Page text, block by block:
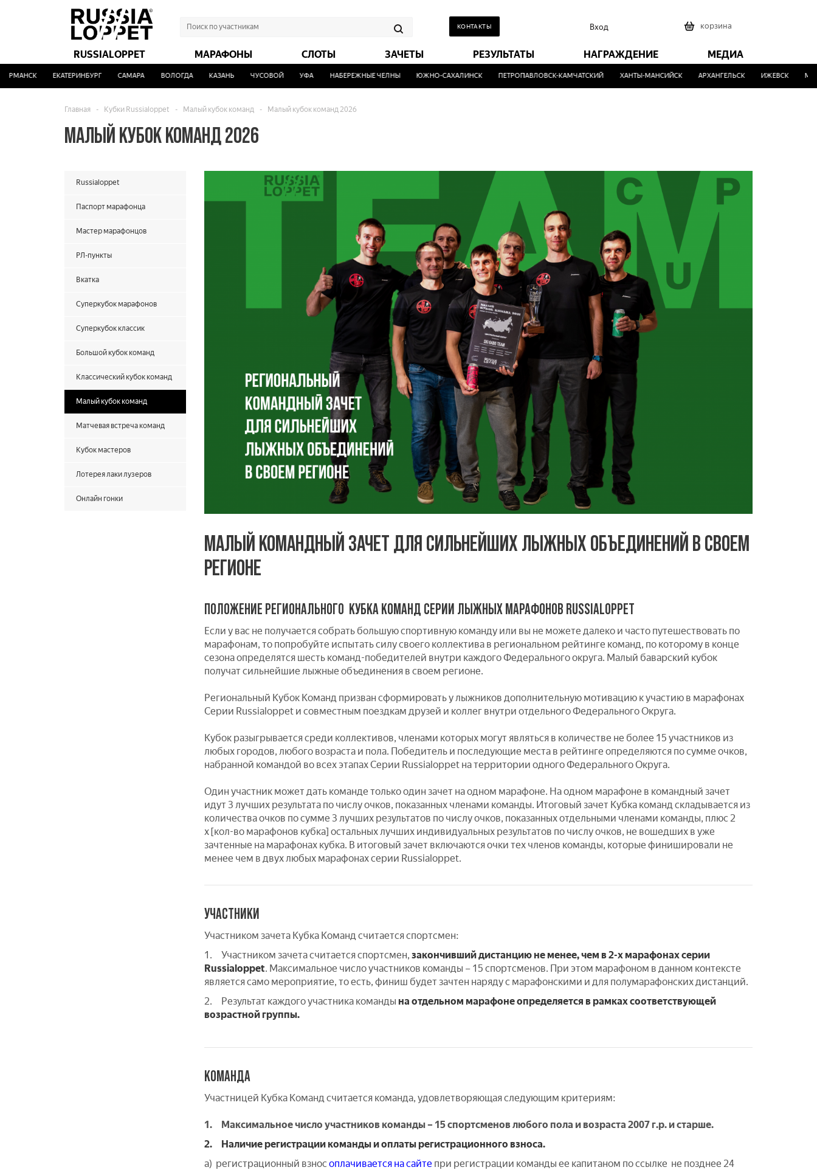
КОНТАКТЫ Вход корзина
RUSSIALOPPET МАРАФОНЫ СЛОТЫ ЗАЧЕТЫ РЕЗУЛЬТАТЫ НАГРАЖДЕНИЕ МЕДИА
ЕКАТЕРИНБУРГ САМАРА ВОЛОГДА КАЗАНЬ ЧУСОВОЙ НАБЕРЕЖНЫЕ ЧЕЛНЫ ЮЖНО-САХАЛИНСК ПЕТРОПАВЛОВСК-КАМЧАТСКИЙ ХАНТЫ-МАНСИЙСК АРХАНГЕЛЬСК ИЖЕВСК
Главная - Кубки Russialoppet - Малый кубок команд - Малый кубок команд 2026
МАЛЫЙ КУБОК КОМАНД 2026
Russialoppet
Паспорт марафонца
Мастер марафонцов
РЛ-пункты
Вкатка
Суперкубок марафонов
Суперкубок классик
Большой кубок команд
Классический кубок команд
Малый кубок команд
Матчевая встреча команд
Кубок мастеров
Лотерея лаки лузеров
Онлайн гонки
МАЛЫЙ КОМАНДНЫЙ ЗАЧЕТ ДЛЯ СИЛЬНЕЙШИХ ЛЫЖНЫХ ОБЪЕДИНЕНИЙ В СВОЕМ
РЕГИОНЕ
ПОЛОЖЕНИЕ РЕГИОНАЛЬНОГО КУБКА КОМАНД СЕРИИ ЛЫЖНЫХ МАРАФОНОВ RUSSIALOPPET
Если у вас не получается собрать большую спортивную команду или вы не можете далеко и часто путешествовать по
марафонам, то попробуйте испытать силу своего коллектива в региональном рейтинге команд, по которому в конце
сезона определятся шесть команд-победителей внутри каждого Федерального округа. Малый баварский кубок
получат сильнейшие лыжные объединения в своем регионе.
Региональный Кубок Команд призван сформировать у лыжников дополнительную мотивацию к участию в марафонах
Серии Russialoppet и совместным поездкам друзей и коллег внутри отдельного Федерального Округа.
Кубок разыгрывается среди коллективов, членами которых могут являться в количестве не более 15 участников из
любых городов, любого возраста и пола. Победитель и последующие места в рейтинге определяются по сумме очков,
набранной командой во всех этапах Серии Russialoppet на территории одного Федерального Округа.
Один участник может дать команде только один зачет на одном марафоне. На одном марафоне в командный зачет
идут 3 лучших результата по числу очков, показанных членами команды. Итоговый зачет Кубка команд складывается из
количества очков по сумме 3 лучших результатов по числу очков, показанных отдельными членами команды, плюс 2
х [кол-во марафонов кубка] остальных лучших индивидуальных результатов по числу очков, не вошедших в уже
зачтенные на марафонах кубка. В итоговый зачет включаются очки тех членов команды, которые финишировали не
менее чем в двух любых марафонах серии Russialoppet.
УЧАСТНИКИ
Участником зачета Кубка Команд считается спортсмен:
1. Участником зачета считается спортсмен, закончивший дистанцию не менее, чем в 2-х марафонах серии
Russialoppet. Максимальное число участников команды – 15 спортсменов. При этом марафоном в данном контексте
является само мероприятие, то есть, финиш будет зачтен наряду с марафонскими и для полумарафонских дистанций.
2. Результат каждого участника команды на отдельном марафонеопределяется в рамках соответствующей
возрастной группы.
КОМАНДА
Участницей Кубка Команд считается команда, удовлетворяющая следующим критериям:
1. Максимальное число участников команды – 15 спортсменов любого пола и возраста 2007 г.р. и старше.
2. Наличие регистрации команды и оплаты регистрационного взноса.
а) регистрационный взнос оплачивается на сайте при регистрации команды ее капитаном по ссылке не позднее 24